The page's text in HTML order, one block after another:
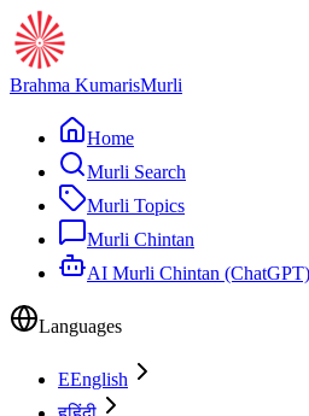
Brahma KumarisMurli
Home
Murli Search
Murli Topics
Murli Chintan
AI Murli Chintan (ChatGPT)
Languages
EEnglish